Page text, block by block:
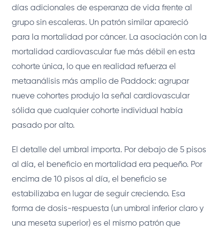
días adicionales de esperanza de vida frente al
grupo sin escaleras. Un patrón similar apareció
para la mortalidad por cáncer. La asociación con la
mortalidad cardiovascular fue más débil en esta
cohorte única, lo que en realidad refuerza el
metaanálisis más amplio de Paddock: agrupar
nueve cohortes produjo la señal cardiovascular
sólida que cualquier cohorte individual había
pasado por alto.
El detalle del umbral importa. Por debajo de 5 pisos
al día, el beneficio en mortalidad era pequeño. Por
encima de 10 pisos al día, el beneficio se
estabilizaba en lugar de seguir creciendo. Esa
forma de dosis-respuesta (un umbral inferior claro y
una meseta superior) es el mismo patrón que